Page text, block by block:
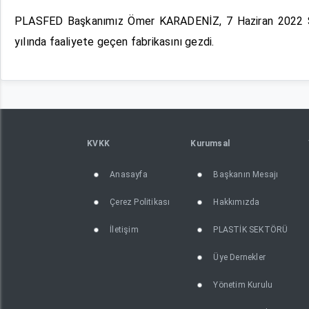
PLASFED Başkanımız Ömer KARADENİZ, 7 Haziran
yılında faaliyete geçen fabrikasını gezdi.
KVKK
Anasayfa
Çerez Politikası
İletişim
Kurumsal
Başkanın Mesajı
Hakkımızda
PLASTİK SEKTÖRÜ
Üye Dernekler
Yönetim Kurulu